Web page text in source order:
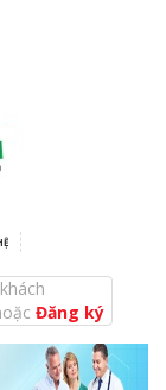
Đăng ký